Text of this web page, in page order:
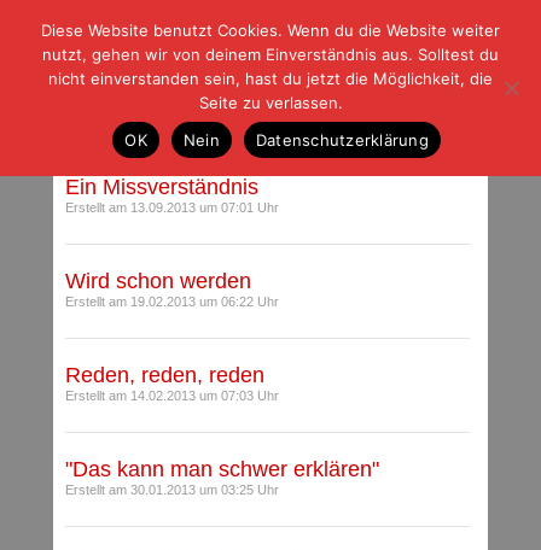
| | |BLOG-GFußball und der Rest
HOME|REGELN|IMPRESSUM |DATENSCHUTZ
Beiträge mit Schlagwort: Lakic
Ein Missverständnis
Erstellt am 13.09.2013 um 07:01 Uhr
Wird schon werden
Erstellt am 19.02.2013 um 06:22 Uhr
Reden, reden, reden
Erstellt am 14.02.2013 um 07:03 Uhr
"Das kann man schwer erklären"
Erstellt am 30.01.2013 um 03:25 Uhr
Diese Website benutzt Cookies. Wenn du die Website weiter
nutzt, gehen wir von deinem Einverständnis aus. Solltest du
nicht einverstanden sein, hast du jetzt die Möglichkeit, die
Seite zu verlassen.
OK
Nein Datenschutzerklärung